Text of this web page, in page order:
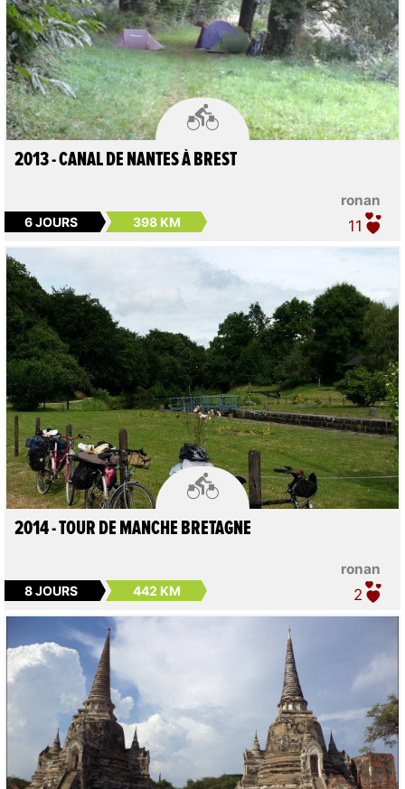

ronan
2013 - CANAL DE NANTES À BREST
6 JOURS 398 KM 11

ronan
2014 - TOUR DE MANCHE BRETAGNE
8 JOURS 442 KM 2